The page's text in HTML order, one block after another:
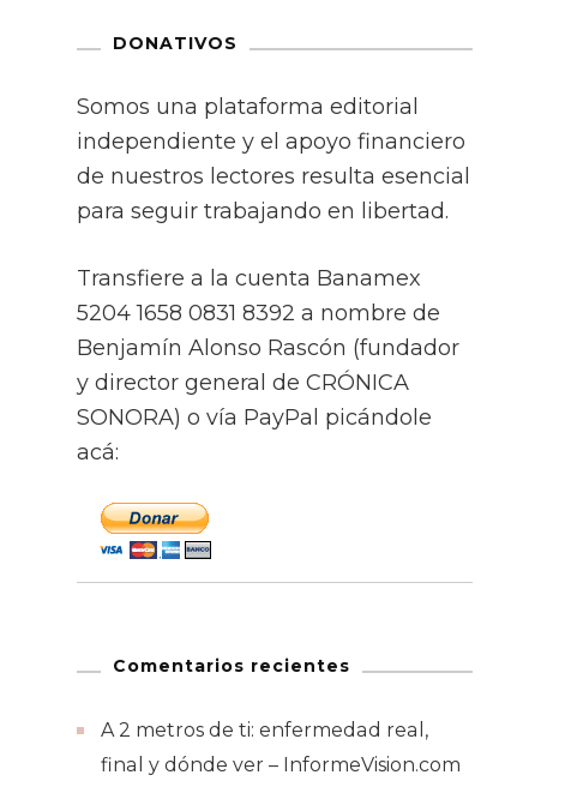
DONATIVOS
Somos una plataforma editorial
independiente y el apoyo financiero
de nuestros lectores resulta esencial
para seguir trabajando en libertad.
Transfiere a la cuenta Banamex
5204 1658 0831 8392 a nombre de
Benjamín Alonso Rascón (fundador
y director general de CRÓNICA
SONORA) o vía PayPal picándole
acá:
Comentarios recientes
A 2 metros de ti: enfermedad real,
final y dónde ver – InformeVision.com